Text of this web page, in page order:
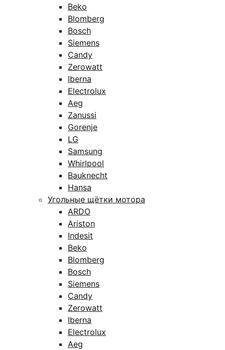
Beko
Blomberg
Bosch
Siemens
Candy
Zerowatt
Iberna
Electrolux
Aeg
Zanussi
Gorenje
LG
Samsung
Whirlpool
Bauknecht
Hansa
Угольные щётки мотора
ARDO
Ariston
Indesit
Beko
Blomberg
Bosch
Siemens
Candy
Zerowatt
Iberna
Electrolux
Aeg